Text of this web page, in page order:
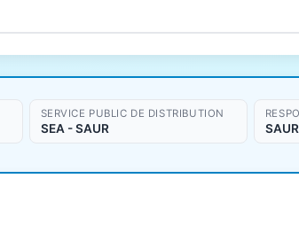
SERVICE PUBLIC DE DISTRIBUTION
SEA - SAUR